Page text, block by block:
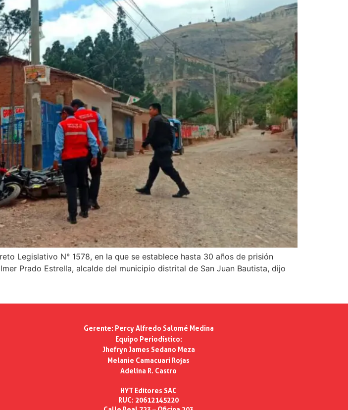
Legislativo N° 1578, en la que se establece hasta 30 años de prisión
Prado Estrella, alcalde del municipio distrital de San Juan Bautista, dijo
Gerente: Percy Alfredo Salomé Medina
Equipo Periodístico:
Jhefryn James Sedano Meza
Melanie Camacuari Rojas
Adelina R. Castro
HYT Editores SAC
RUC: 20612145220